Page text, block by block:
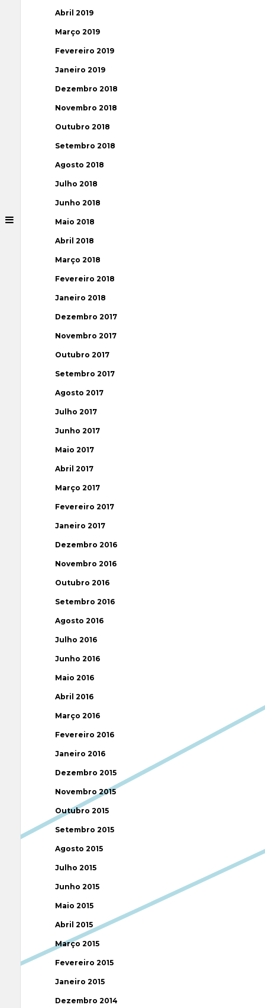
Abril 2019
Março 2019
Fevereiro 2019
Janeiro 2019
Dezembro 2018
Novembro 2018
Outubro 2018
Setembro 2018
Agosto 2018
Julho 2018
Junho 2018
Maio 2018
Abril 2018
Março 2018
Fevereiro 2018
Janeiro 2018
Dezembro 2017
Novembro 2017
Outubro 2017
Setembro 2017
Agosto 2017
Julho 2017
Junho 2017
Maio 2017
Abril 2017
Março 2017
Fevereiro 2017
Janeiro 2017
Dezembro 2016
Novembro 2016
Outubro 2016
Setembro 2016
Agosto 2016
Julho 2016
Junho 2016
Maio 2016
Abril 2016
Março 2016
Fevereiro 2016
Janeiro 2016
Dezembro 2015
Novembro 2015
Outubro 2015
Setembro 2015
Agosto 2015
Julho 2015
Junho 2015
Maio 2015
Abril 2015
Março 2015
Fevereiro 2015
Janeiro 2015
Dezembro 2014